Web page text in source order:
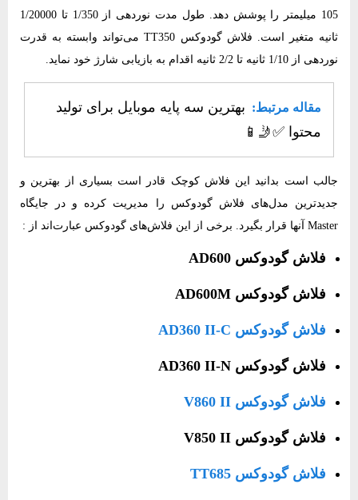
105 میلیمتر را پوشش دهد. طول مدت نوردهی از 1/350 تا 1/20000
ثانیه متغیر است. فلاش گودوکس TT350‌ می‌تواند وابسته به قدرت
نوردهی از 1/10 ثانیه تا 2/2 ثانیه اقدام به بازیابی شارژ خود نماید.
مقاله مرتبط: بهترین سه پایه موبایل برای تولید
محتوا ✅​🤳​📱​
جالب است بدانید این فلاش کوچک قادر است بسیاری از بهترین و
جدیدترین مدل‌های فلاش گودوکس را مدیریت کرده و در جایگاه
Master آنها قرار بگیرد. برخی از این فلاش‌های گودوکس عبارت‌اند از :
فلاش گودوکس AD600
فلاش گودوکس AD600M
فلاش گودوکس AD360 II-C
فلاش گودوکس AD360 II-N
فلاش گودوکس V860 II
فلاش گودوکس V850 II
فلاش گودوکس TT685